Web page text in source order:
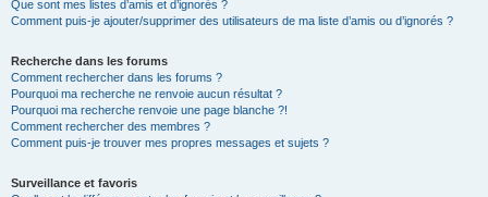
Que sont mes listes d’amis et d’ignorés ?
Comment puis-je ajouter/supprimer des utilisateurs de ma liste d’amis ou d’ignorés ?
Recherche dans les forums
Comment rechercher dans les forums ?
Pourquoi ma recherche ne renvoie aucun résultat ?
Pourquoi ma recherche renvoie une page blanche ?!
Comment rechercher des membres ?
Comment puis-je trouver mes propres messages et sujets ?
Surveillance et favoris